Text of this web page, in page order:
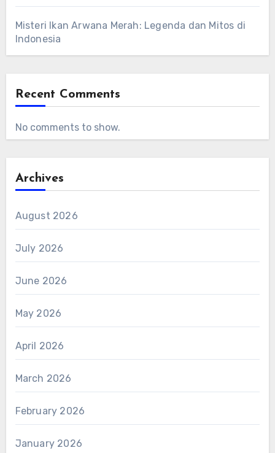
Misteri Ikan Arwana Merah: Legenda dan Mitos di
Indonesia
Recent Comments
No comments to show.
Archives
August 2026
July 2026
June 2026
May 2026
April 2026
March 2026
February 2026
January 2026